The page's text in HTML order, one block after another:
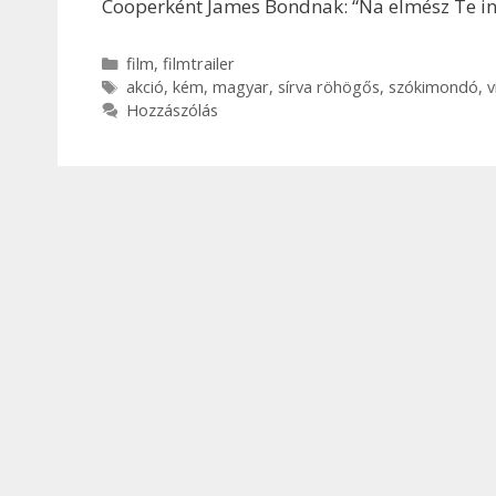
Cooperként James Bondnak: “Na elmész Te
Kategória
film, filmtrailer
Címkék
akció, kém, magyar, sírva röhögős, szókimondó,
Hozzászólás